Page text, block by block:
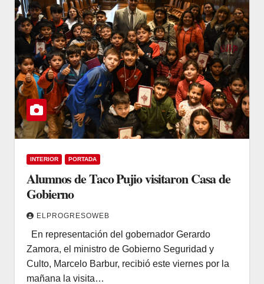
INTERIOR PORTADA
Alumnos de Taco Pujio visitaron Casa de
Gobierno
ELPROGRESOWEB
En representación del gobernador Gerardo
Zamora, el ministro de Gobierno Seguridad y
Culto, Marcelo Barbur, recibió este viernes por la
mañana la visita…